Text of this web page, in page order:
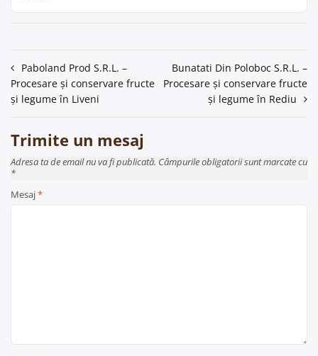
Navigare
în
Paboland Prod S.R.L. –
Procesare și conservare fructe
și legume în Liveni
Bunatati Din Poloboc S.R.L. –
Procesare și conservare fructe
și legume în Rediu
Trimite un mesaj
Adresa ta de email nu va fi publicată. Câmpurile obligatorii sunt marcate cu
*
Mesaj*